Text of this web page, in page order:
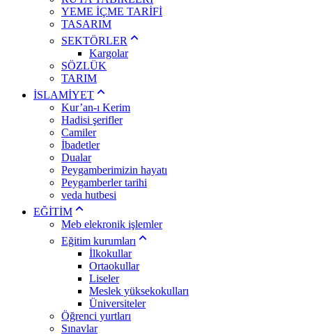
YEME İÇME TARİFİ
TASARIM
SEKTÖRLER
Kargolar
SÖZLÜK
TARIM
İSLAMİYET
Kur’an-ı Kerim
Hadisi şerifler
Camiler
İbadetler
Dualar
Peygamberimizin hayatı
Peygamberler tarihi
veda hutbesi
EĞİTİM
Meb elekronik işlemler
Eğitim kurumları
İlkokullar
Ortaokullar
Liseler
Meslek yüksekokulları
Üniversiteler
Öğrenci yurtları
Sınavlar